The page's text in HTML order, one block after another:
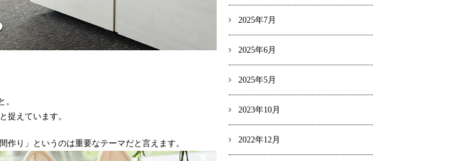
。
捉えています。
り」というのは重要なテーマだと言えます。
2025年7月
2025年6月
2025年5月
2023年10月
2022年12月